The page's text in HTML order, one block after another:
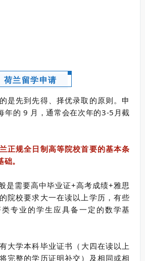
荷兰留学申请
是先到先得、择优录取的原则。申
年的 9 月，通常会在次年的3-5月截
正规全日制高等院校首要的基本条
。
是需要高中毕业证+高考成绩+雅思
院校要求大一在读以上学历，有些
专业的学生应具备一定的数学基
大学本科毕业证书（大四在读以上
完整的学历证明补交）及相同或相